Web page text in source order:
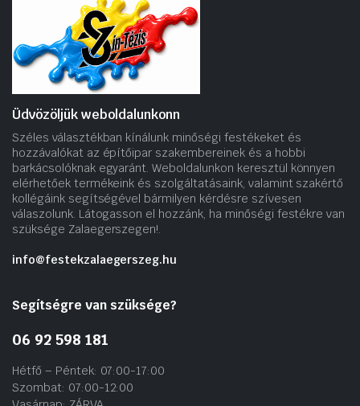
Üdvözöljük weboldalunkonn
Széles választékban kínálunk minőségi festékeket és
hozzávalókat az építőipar szakembereinek és a hobbi
barkácsolóknak egyaránt. Weboldalunkon keresztül könnyen
elérhetőek termékeink és szolgáltatásaink, valamint szakértő
kollégáink segítségével bármilyen kérdésre szívesen
válaszolunk. Látogasson el hozzánk, ha minőségi festékre van
szüksége Zalaegerszegen!.
info@festekzalaegerszeg.hu
Segítségre van szüksége?
06 92 598 181
Hétfő – Péntek: 07:00-17:00
Szombat: 07:00-12:00